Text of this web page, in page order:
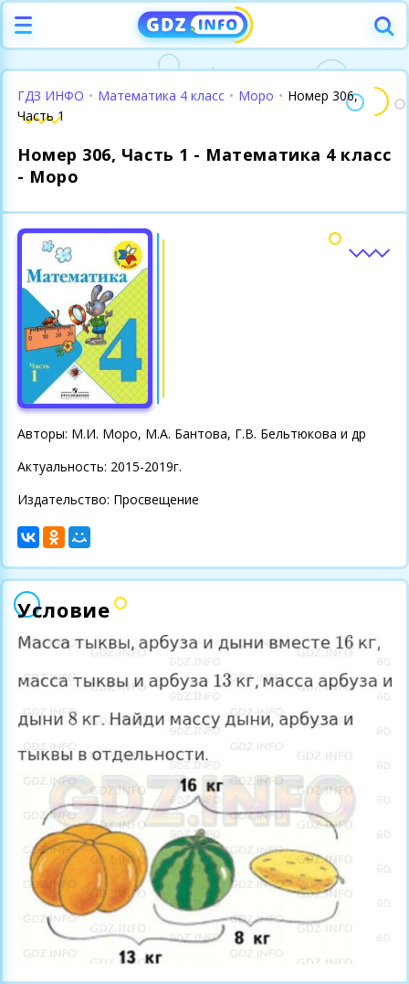
ГДЗ ИНФО • Математика 4 класс • Моро • Номер 306,
Часть 1
Номер 306, Часть 1 - Математика 4 класс
- Моро
Авторы: М.И. Моро, М.А. Бантова, Г.В. Бельтюкова и др
Актуальность: 2015-2019г.
Издательство: Просвещение
Условие